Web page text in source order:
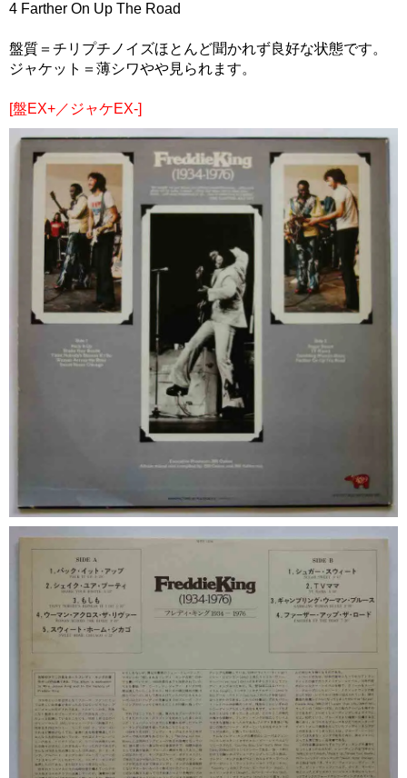
4 Farther On Up The Road
盤質＝チリプチノイズほとんど聞かれず良好な状態です。
ジャケット＝薄シワやや見られます。
[盤EX+／ジャケEX-]